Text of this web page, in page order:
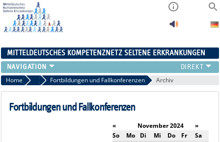
MITTELDEUTSCHES KOMPETENZNETZ SELTENE ERKRANKUNGEN
ÜBERSICHT
A-ZENTRUM
FACHZENTREN
Home AktuellesFortbildungen und Fallkonferenzen Archiv
Fortbildungen und Fallkonferenzen
« November 2024
»
So
Mo Di Mi Do Fr
Sa